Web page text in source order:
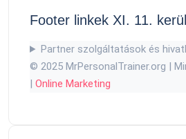
Footer linkek XI. 11.
Partner szolgáltatások és
© 2025 MrPersonalTrainer.org |
| Online Marketing